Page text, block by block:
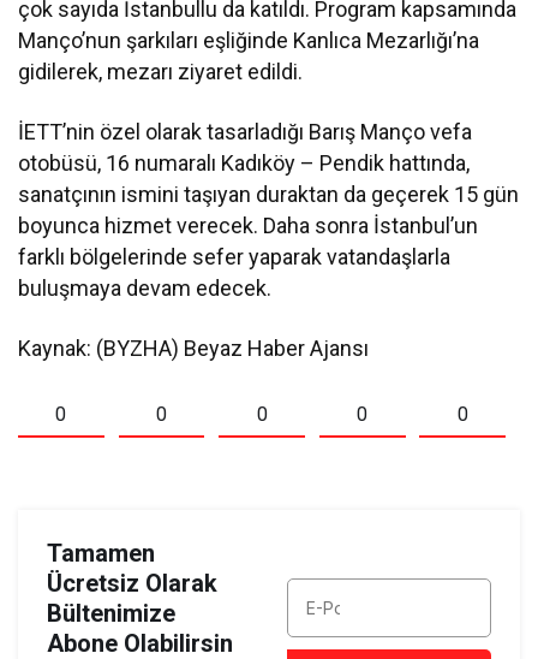
çok sayıda İstanbullu da katıldı. Program kapsamında
Manço’nun şarkıları eşliğinde Kanlıca Mezarlığı’na
gidilerek, mezarı ziyaret edildi.
İETT’nin özel olarak tasarladığı Barış Manço vefa
otobüsü, 16 numaralı Kadıköy – Pendik hattında,
sanatçının ismini taşıyan duraktan da geçerek 15 gün
boyunca hizmet verecek. Daha sonra İstanbul’un
farklı bölgelerinde sefer yaparak vatandaşlarla
buluşmaya devam edecek.
Kaynak: (BYZHA) Beyaz Haber Ajansı
0 0 0 0 0
Tamamen
Ücretsiz Olarak
Bültenimize
Abone Olabilirsin